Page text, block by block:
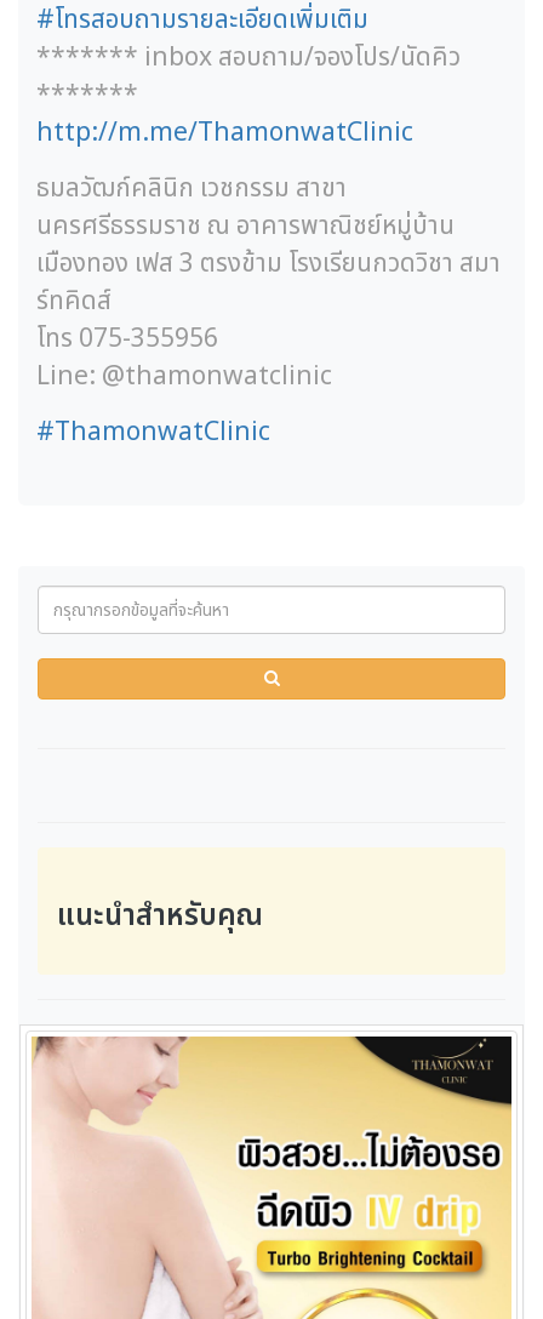
#โทรสอบถามรายละเอียดเพิ่มเติม
******* inbox สอบถาม/จองโปร/นัดคิว
*******
http://m.me/ThamonwatClinic
ธมลวัฒก์คลินิก เวชกรรม สาขา
นครศรีธรรมราช ณ อาคารพาณิชย์หมู่บ้าน
เมืองทอง เฟส 3 ตรงข้าม โรงเรียนกวดวิชา สมา
ร์ทคิดส์
โทร 075-355956
Line: @thamonwatclinic
#ThamonwatClinic
แนะนำสำหรับคุณ